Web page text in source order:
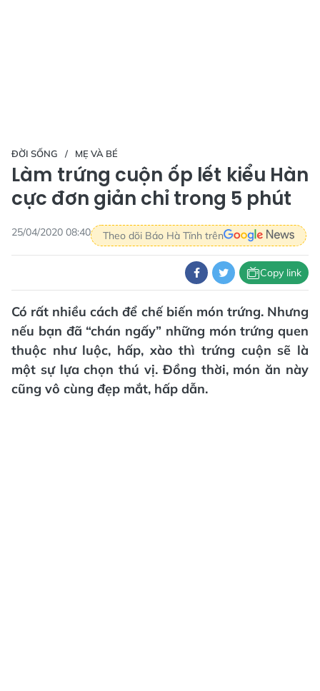
ĐỜI SỐNG MẸ VÀ BÉ
Làm trứng cuộn ốp lết kiểu Hàn
cực đơn giản chỉ trong 5 phút
25/04/2020 08:40 Theo dõi Báo Hà Tĩnh trên
Copy link
Có rất nhiều cách để chế biến món trứng. Nhưng
nếu bạn đã “chán ngấy” những món trứng quen
thuộc như luộc, hấp, xào thì trứng cuộn sẽ là
một sự lựa chọn thú vị. Đồng thời, món ăn này
cũng vô cùng đẹp mắt, hấp dẫn.